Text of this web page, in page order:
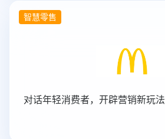
智慧零售
对话年轻消费者，开辟营销新玩法